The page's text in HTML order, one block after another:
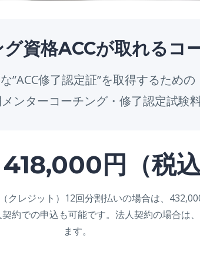
グ資格ACCが取れるコ
”ACC修了認定証”を取得するため
ンターコーチング・修了認定試験
円（税込
クレジット）12回分割払いの場合は、
約での申込も可能です。法人契約の場合は
ます。